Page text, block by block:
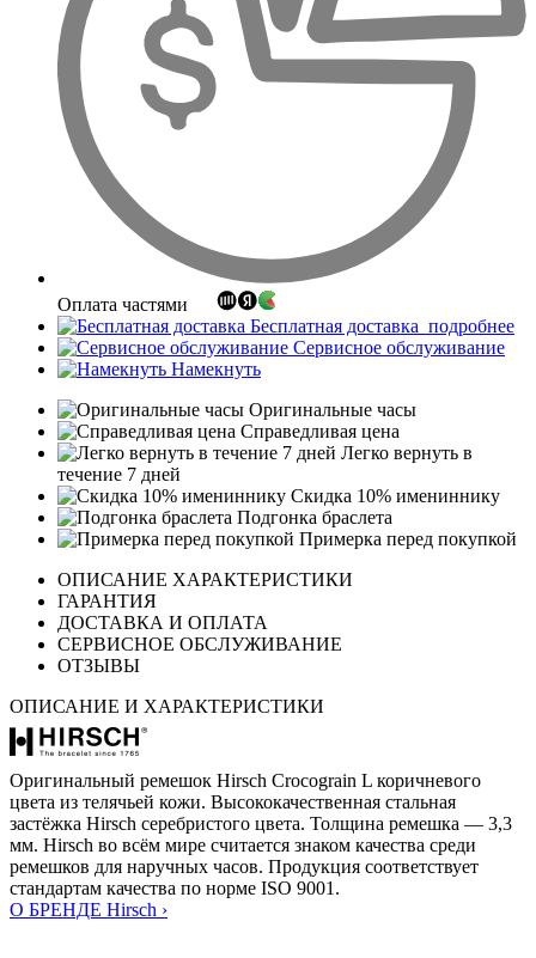
Оплата частями
Бесплатная доставка подробнее
Сервисное обслуживание
Намекнуть
Оригинальные часы
Справедливая цена
Легко вернуть в
течение 7 дней
Скидка 10% имениннику
Подгонка браслета
Примерка перед покупкой
ОПИСАНИЕ ХАРАКТЕРИСТИКИ
ГАРАНТИЯ
ДОСТАВКА И ОПЛАТА
СЕРВИСНОЕ ОБСЛУЖИВАНИЕ
ОТЗЫВЫ
ОПИСАНИЕ И ХАРАКТЕРИСТИКИ
Оригинальный ремешок Hirsch Crocograin L коричневого
цвета из телячьей кожи. Высококачественная стальная
застёжка Hirsch серебристого цвета. Толщина ремешка — 3,3
мм. Hirsch во всём мире считается знаком качества среди
ремешков для наручных часов. Продукция соответствует
стандартам качества по норме ISO 9001.
О БРЕНДЕ Hirsch ›